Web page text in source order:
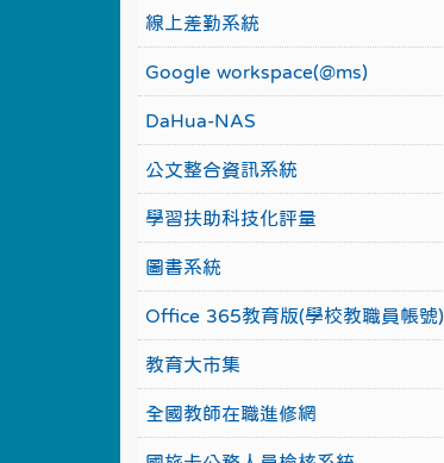
線上差勤系統
Google workspace(@ms)
DaHua-NAS
公文整合資訊系統
學習扶助科技化評量
圖書系統
Office 365教育版(學校教職員帳號)
教育大市集
全國教師在職進修網